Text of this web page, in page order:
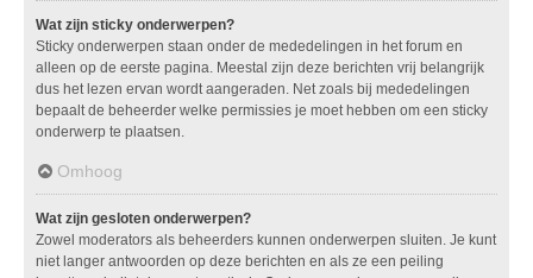
Wat zijn sticky onderwerpen?
Sticky onderwerpen staan onder de mededelingen in het forum en
alleen op de eerste pagina. Meestal zijn deze berichten vrij belangrijk
dus het lezen ervan wordt aangeraden. Net zoals bij mededelingen
bepaalt de beheerder welke permissies je moet hebben om een sticky
onderwerp te plaatsen.
Omhoog
Wat zijn gesloten onderwerpen?
Zowel moderators als beheerders kunnen onderwerpen sluiten. Je kunt
niet langer antwoorden op deze berichten en als ze een peiling